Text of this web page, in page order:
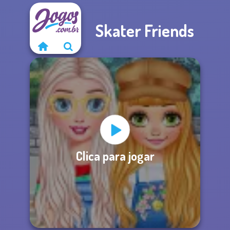
Skater Friends
Clica para jogar